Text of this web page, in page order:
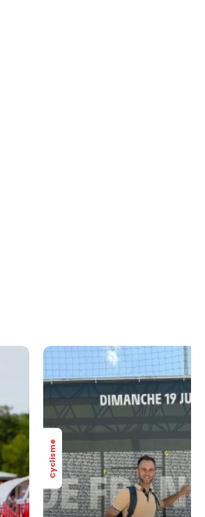
Cyclisme